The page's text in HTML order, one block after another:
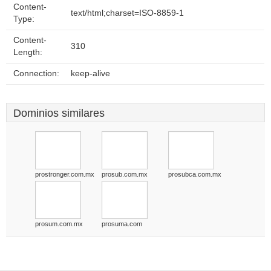
Content-
Type:
text/html;charset=ISO-8859-1
Content-
Length:
310
Connection: keep-alive
Dominios similares
prostronger.com.mx prosub.com.mx prosubca.com.mx
prosum.com.mx prosuma.com